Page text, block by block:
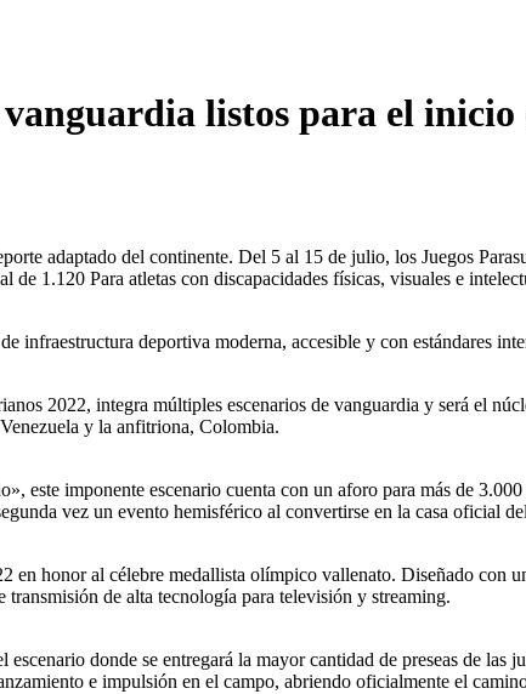
listos para el
adaptado del continente. Del 5 al 15 de julio, los Juegos
1.120 Para atletas con discapacidades físicas, visuales e
infraestructura deportiva moderna, accesible y con estándares
2022, integra múltiples escenarios de vanguardia y será el
y la anfitriona, Colombia.
este imponente escenario cuenta con un aforo para más de
vez un evento hemisférico al convertirse en la casa oficial
en honor al célebre medallista olímpico vallenato. Diseñado con
de alta tecnología para televisión y streaming.
donde se entregará la mayor cantidad de preseas de
e impulsión en el campo, abriendo oficialmente el